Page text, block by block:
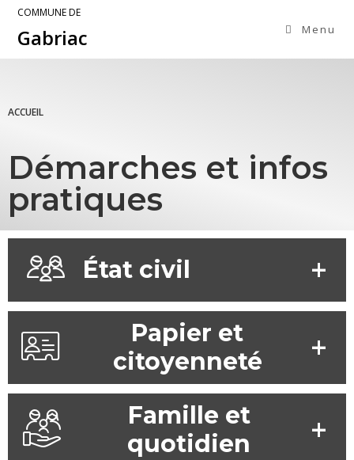
COMMUNE DE
Gabriac Menu
ACCUEIL
Démarches et infos
pratiques
État civil
Papier et
citoyenneté
Famille et
quotidien